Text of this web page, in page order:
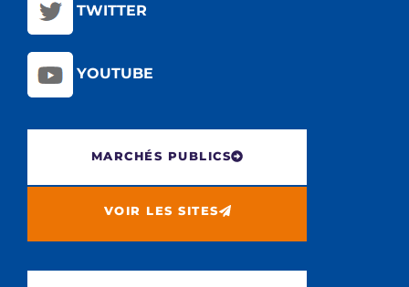
TWITTER
YOUTUBE
MARCHÉS PUBLICS
VOIR LES SITES